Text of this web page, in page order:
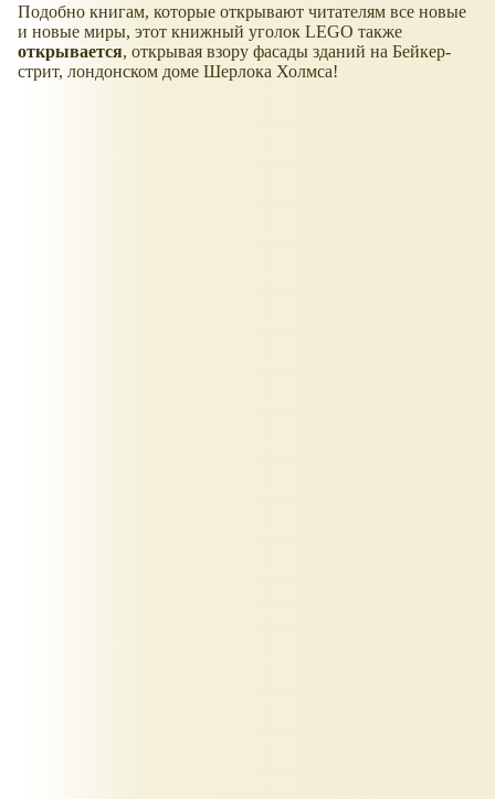
Подобно книгам, которые открывают читателям все новые
и новые миры, этот книжный уголок LEGO также
открывается, открывая взору фасады зданий на Бейкер-
стрит, лондонском доме Шерлока Холмса!